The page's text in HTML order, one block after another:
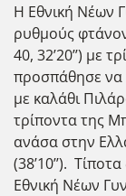
Η Εθνική Νέων
ρυθμούς
40, 32’20’’) με
προσπάθησε να
με καλάθι
τρίποντα της
ανάσα στην
(38’10’’).
Εθνική Νέων